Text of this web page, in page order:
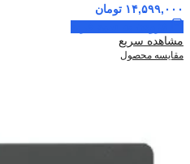
۱۴,۵۹۹,۰۰۰ تومان
مشاهده سریع
مقایسه محصول